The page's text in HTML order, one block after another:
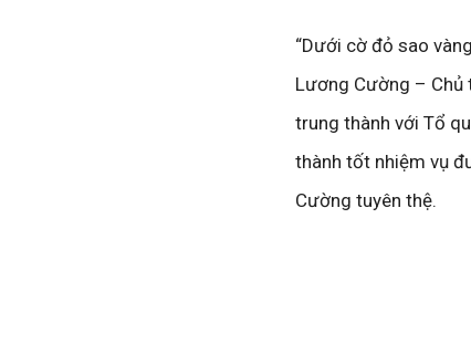
“Dưới cờ đỏ sao
Lương Cường – Chủ
trung thành với Tổ
thành tốt nhiệm vụ
Cường tuyên thệ.